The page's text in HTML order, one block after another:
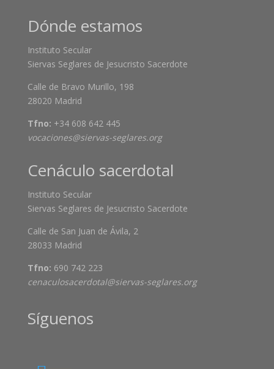
Dónde estamos
Instituto Secular
Siervas Seglares de Jesucristo Sacerdote
Calle de Bravo Murillo, 198
28020 Madrid
Tfno: +34 608 642 445
vocaciones@siervas-seglares.org
Cenáculo sacerdotal
Instituto Secular
Siervas Seglares de Jesucristo Sacerdote
Calle de San Juan de Ávila, 2
28033 Madrid
Tfno: 690 742 223
cenaculosacerdotal@siervas-seglares.org
Síguenos